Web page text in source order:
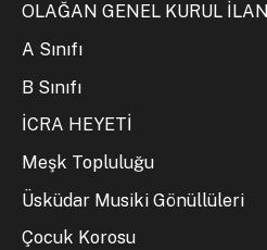
OLAĞAN GENEL KURUL İLANI
A Sınıfı
B Sınıfı
İCRA HEYETİ
Meşk Topluluğu
Üsküdar Musiki Gönüllüleri
Çocuk Korosu